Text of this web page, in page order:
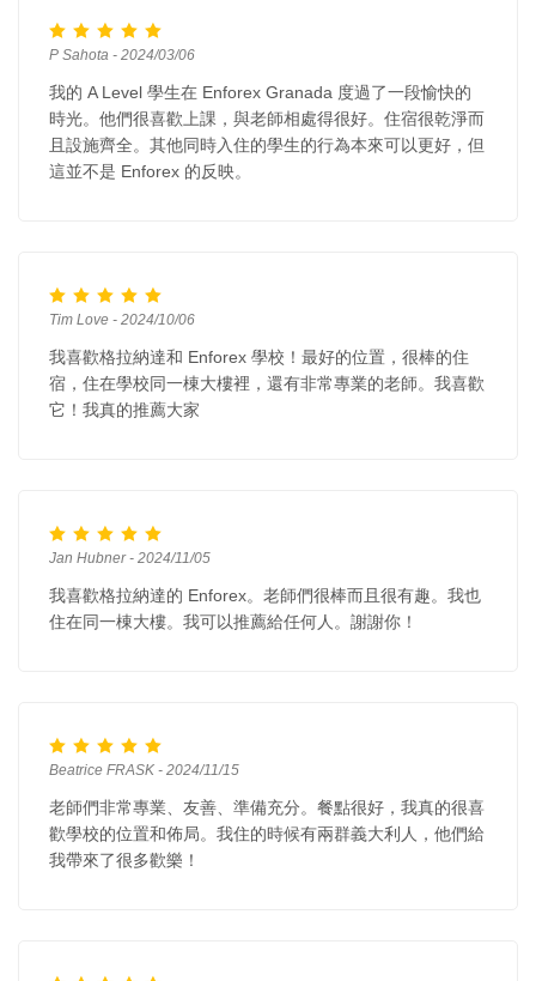
P Sahota - 2024/03/06
我的 A Level 學生在 Enforex Granada 度過了一段愉快的
時光。他們很喜歡上課，與老師相處得很好。住宿很乾淨而
且設施齊全。其他同時入住的學生的行為本來可以更好，但
這並不是 Enforex 的反映。
Tim Love - 2024/10/06
我喜歡格拉納達和 Enforex 學校！最好的位置，很棒的住
宿，住在學校同一棟大樓裡，還有非常專業的老師。我喜歡
它！我真的推薦大家
Jan Hubner - 2024/11/05
我喜歡格拉納達的 Enforex。老師們很棒而且很有趣。我也
住在同一棟大樓。我可以推薦給任何人。謝謝你！
Beatrice FRASK - 2024/11/15
老師們非常專業、友善、準備充分。餐點很好，我真的很喜
歡學校的位置和佈局。我住的時候有兩群義大利人，他們給
我帶來了很多歡樂！